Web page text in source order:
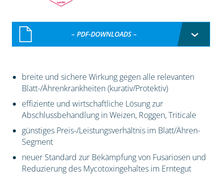
– PDF-DOWNLOADS –
breite und sichere Wirkung gegen alle relevanten
Blatt-/Ährenkrankheiten (kurativ/Protektiv)
effiziente und wirtschaftliche Lösung zur
Abschlussbehandlung in Weizen, Roggen, Triticale
günstiges Preis-/Leistungsverhältnis im Blatt/Ähren-
Segment
neuer Standard zur Bekämpfung von Fusariosen und
Reduzierung des Mycotoxingehaltes im Erntegut